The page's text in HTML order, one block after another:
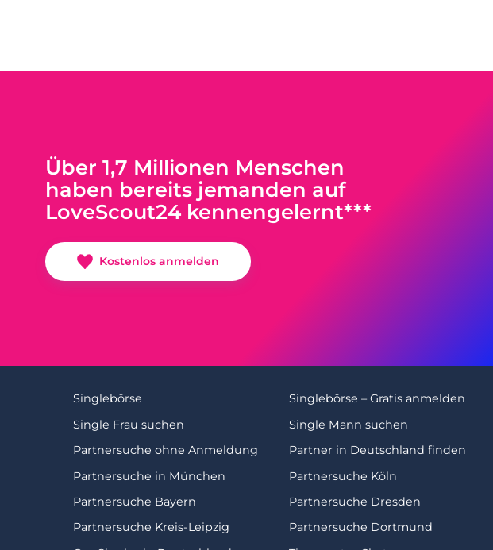
Über 1,7 Millionen Menschen
haben bereits jemanden auf
LoveScout24 kennengelernt***
Kostenlos anmelden
Singlebörse
Singlebörse – Gratis anmelden
Single Frau suchen
Single Mann suchen
Partnersuche ohne Anmeldung
Partner in Deutschland finden
Partnersuche in München
Partnersuche Köln
Partnersuche Bayern
Partnersuche Dresden
Partnersuche Kreis-Leipzig
Partnersuche Dortmund